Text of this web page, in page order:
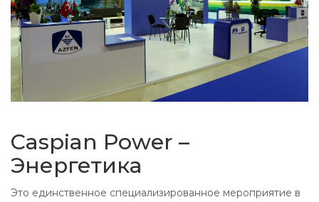
Caspian Power –
Энергетика
Это единственное специализированное мероприятие в